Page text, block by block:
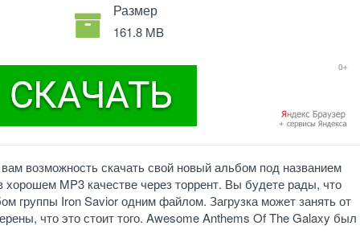
Размер
161.8 MB
возможность скачать свой новый альбом под названием
MP3 качестве через торрент. Вы будете рады, что
группы Iron Savior одним файлом. Загрузка может занять от
что это стоит того. Awesome Anthems Of The Galaxy был